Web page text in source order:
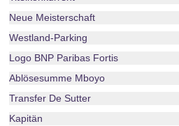
Neue Meisterschaft
Westland-Parking
Logo BNP Paribas Fortis
Ablösesumme Mboyo
Transfer De Sutter
Kapitän